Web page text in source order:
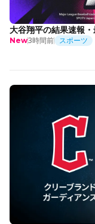
大谷翔平の結果速報
New3時間前 スポーツ